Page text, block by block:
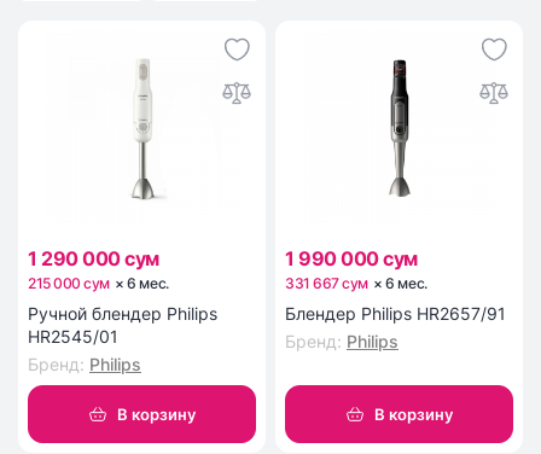
1 290 000 сум
215 000 сум ×6 мес.
Ручной блендер Philips
HR2545/01
Бренд: Philips
В корзину
1 990 000 сум
331 667 сум ×6 мес.
Блендер Philips HR2657/91
Бренд: Philips
В корзину